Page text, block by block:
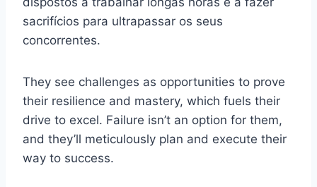
sacrifícios para ultrapassar os seus
concorrentes.
They see challenges as opportunities to prove
their resilience and mastery, which fuels their
drive to excel. Failure isn’t an option for them,
and they’ll meticulously plan and execute their
way to success.